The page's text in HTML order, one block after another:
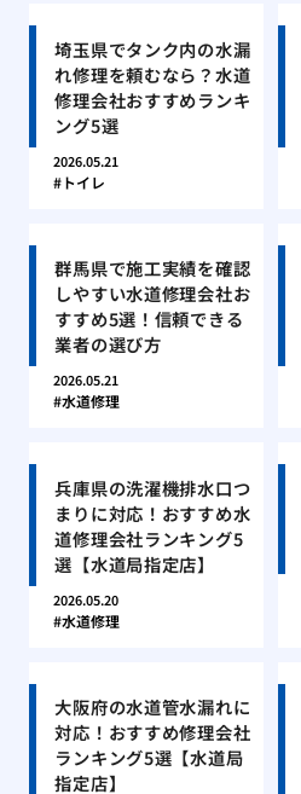
埼玉県でタンク内の水漏
れ修理を頼むなら？水道
修理会社おすすめランキ
ング5選
2026.05.21
トイレ
群馬県で施工実績を確認
しやすい水道修理会社お
すすめ5選！信頼できる
業者の選び方
2026.05.21
水道修理
兵庫県の洗濯機排水口つ
まりに対応！おすすめ水
道修理会社ランキング5
選【水道局指定店】
2026.05.20
水道修理
大阪府の水道管水漏れに
対応！おすすめ修理会社
ランキング5選【水道局
指定店】